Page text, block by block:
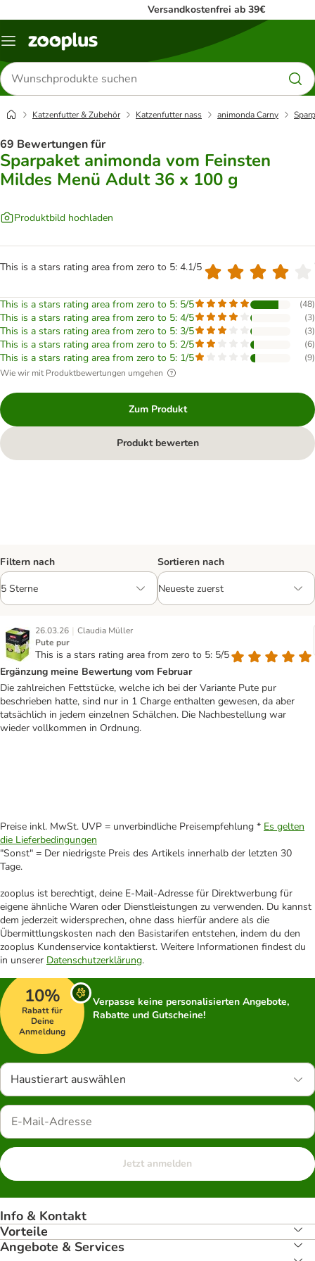
Versandkostenfrei ab 39€
Menü
Produkte
suchen
Katzenfutter & Zubehör Katzenfutter nass animonda Carny
69 Bewertungen für
Sparpaket animonda vom Feinsten
Mildes Menü Adult 36 x 100 g
Produktbild hochladen
This is a stars rating area from zero to 5: 4.1/5
This is a stars rating area from zero to 5: 5/5 (48)
This is a stars rating area from zero to 5: 4/5 (3)
This is a stars rating area from zero to 5: 3/5 (3)
This is a stars rating area from zero to 5: 2/5 (6)
This is a stars rating area from zero to 5: 1/5 (9)
Wie wir mit Produktbewertungen umgehen
Zum Produkt
Produkt bewerten
Filtern nach Sortieren nach
26.03.26 | Claudia Müller
Pute pur
This is a stars rating area from zero to 5: 5/5
Ergänzung meine Bewertung vom Februar
Die zahlreichen Fettstücke, welche ich bei der Variante Pute pur
beschrieben hatte, sind nur in 1 Charge enthalten gewesen, da aber
tatsächlich in jedem einzelnen Schälchen. Die Nachbestellung war
wieder vollkommen in Ordnung.
Preise inkl. MwSt. UVP = unverbindliche Preisempfehlung * Es gelten
die Lieferbedingungen
"Sonst" = Der niedrigste Preis des Artikels innerhalb der letzten 30
Tage.
zooplus ist berechtigt, deine E-Mail-Adresse für Direktwerbung für
eigene ähnliche Waren oder Dienstleistungen zu verwenden. Du kannst
dem jederzeit widersprechen, ohne dass hierfür andere als die
Übermittlungskosten nach den Basistarifen entstehen, indem du den
zooplus Kundenservice kontaktierst. Weitere Informationen findest du
in unserer Datenschutzerklärung.
10%
Rabatt für
Deine
Anmeldung
Verpasse keine personalisierten Angebote,
Rabatte und Gutscheine!
Haustierart auswählen
Jetzt anmelden
Info & Kontakt
Vorteile
Angebote & Services